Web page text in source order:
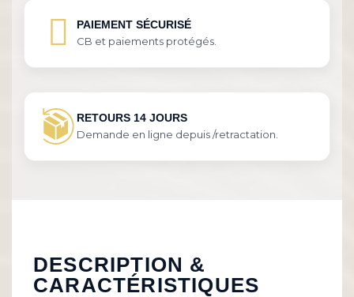
PAIEMENT SÉCURISÉ
CB et paiements protégés.
RETOURS 14 JOURS
Demande en ligne depuis /retractation.
DESCRIPTION &
CARACTÉRISTIQUES